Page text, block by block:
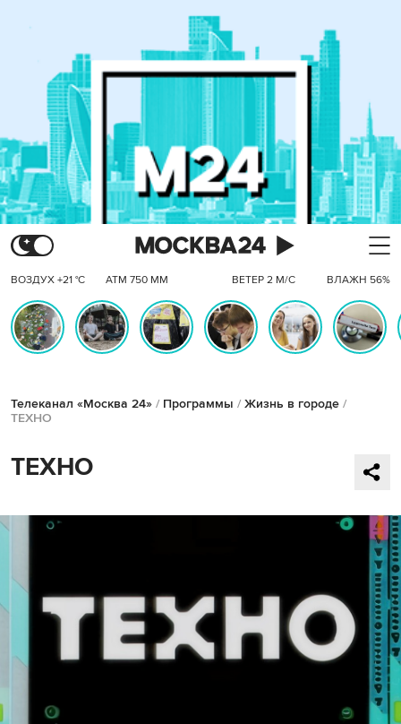
ВОЗДУХ +21 °C АТМ 750 ММ ВЕТЕР 2 М/С ВЛАЖН 56%
Телеканал «Москва 24» / Программы /Жизнь в городе /
ТЕХНО
ТЕХНО